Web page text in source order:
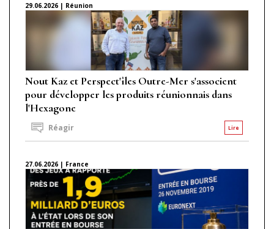
29.06.2026 | Réunion
Nout Kaz et Perspect'îles Outre-Mer s'associent
pour développer les produits réunionnais dans
l'Hexagone
Lire
Réagir
27.06.2026 | France